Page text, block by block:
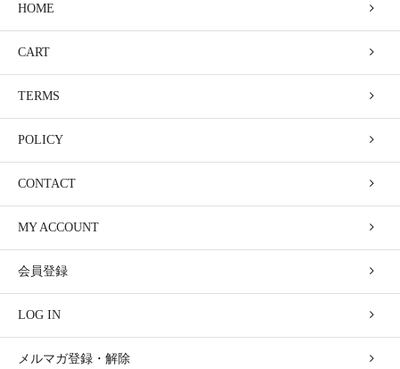
HOME
CART
TERMS
POLICY
CONTACT
MY ACCOUNT
会員登録
LOG IN
メルマガ登録・解除